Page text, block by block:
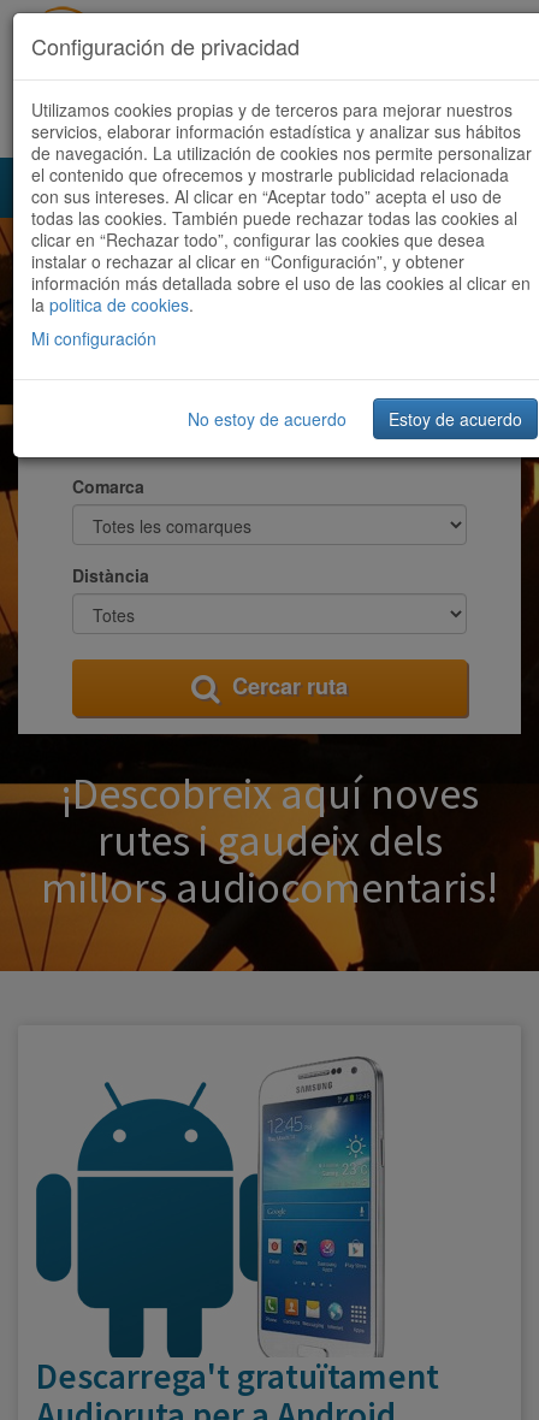
Accedeix Registra't ara Español |Català
Modalitat
Comarca
Distància
Cercar ruta
¡Descobreix aquí noves
rutes i gaudeix dels
millors audiocomentaris!
Descarrega't gratuïtament
Configuración de privacidad
Utilizamos cookies propias y de terceros para mejorar nuestros
servicios, elaborar información estadística y analizar sus hábitos
de navegación. La utilización de cookies nos permite personalizar
el contenido que ofrecemos y mostrarle publicidad relacionada
con sus intereses. Al clicar en “Aceptar todo” acepta el uso de
todas las cookies. También puede rechazar todas las cookies al
clicar en “Rechazar todo”, configurar las cookies que desea
instalar o rechazar al clicar en “Configuración”, y obtener
información más detallada sobre el uso de las cookies al clicar en
la politica de cookies.
Mi configuración
No estoy de acuerdo Estoy de acuerdo